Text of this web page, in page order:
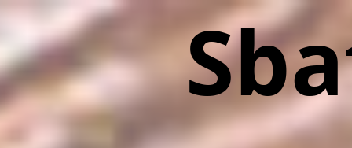
Sbatti
dato.
in
prima
pagina.